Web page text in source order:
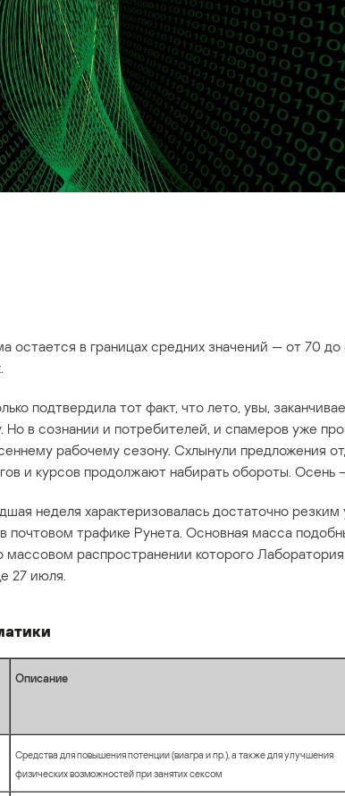
в границах средних значений — от 70 до
подтвердила тот факт, что лето, увы,
в сознании и потребителей, и спамеров уже
рабочему сезону. Схлынули предложения
и курсов продолжают набирать обороты. Осень
неделя характеризовалась достаточно
почтовом трафике Рунета. Основная масса
массовом распространении которого
27 июля.
Описание
Средства для повышения потенции (виагра и пр.), а также для улучшения
физических возможностей при занятих сексом